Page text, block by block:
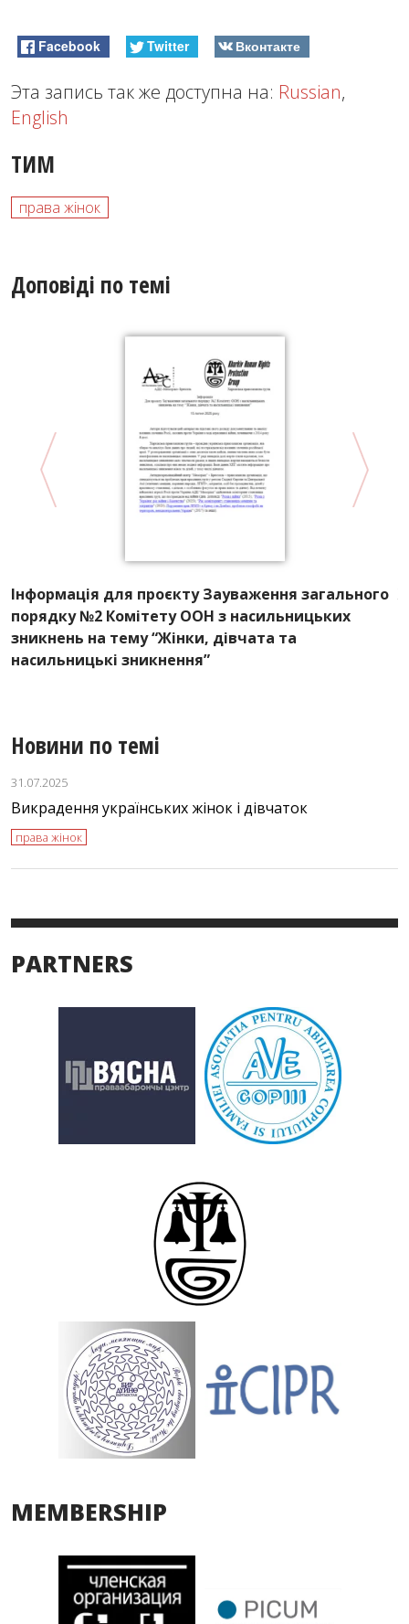
Facebook Twitter Вконтакте
Эта запись так же доступна на: Russian,
English
ТИМ
права жінок
Доповіді по темі
Інформація для проєкту Зауваження загального
порядку №2 Комітету ООН з насильницьких
зникнень на тему “Жінки, дівчата та
насильницькі зникнення”
Новини по темі
31.07.2025
Викрадення українських жінок і дівчаток
права жінок
PARTNERS
MEMBERSHIP